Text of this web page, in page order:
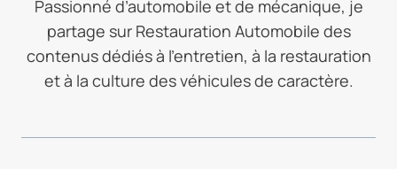
Passionné d’automobile et de mécanique, je
partage sur Restauration Automobile des
contenus dédiés à l’entretien, à la restauration
et à la culture des véhicules de caractère.